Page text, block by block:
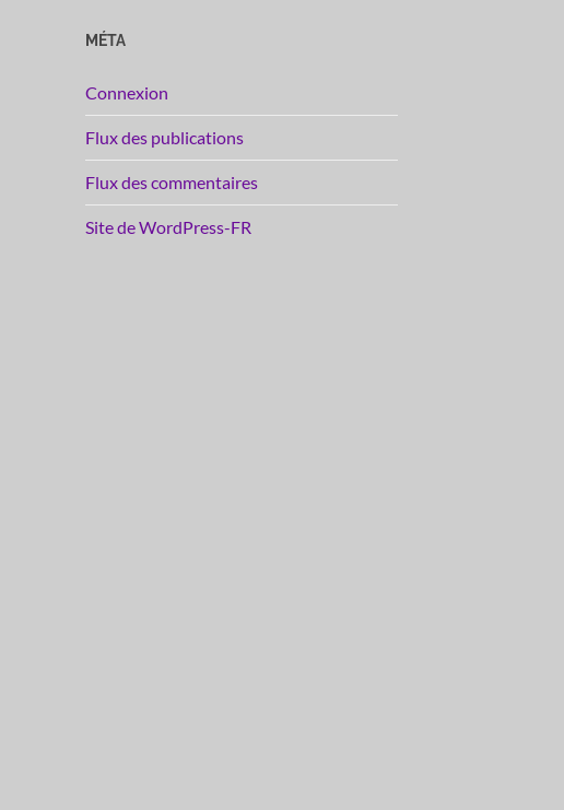
MÉTA
Connexion
Flux des publications
Flux des commentaires
Site de WordPress-FR